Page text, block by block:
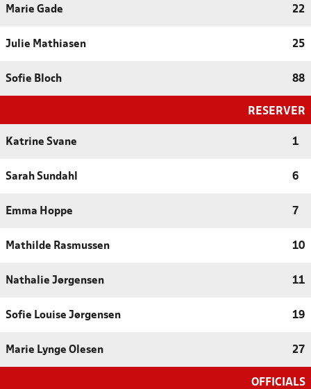
Marie Gade 22
Julie Mathiasen 25
Sofie Bloch 88
RESERVER
Katrine Svane 1
Sarah Sundahl 6
Emma Hoppe 7
Mathilde Rasmussen 10
Nathalie Jørgensen 11
Sofie Louise Jørgensen 19
Marie Lynge Olesen 27
OFFICIALS